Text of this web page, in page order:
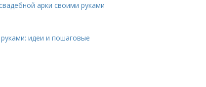
арки своими руками
идеи и пошаговые